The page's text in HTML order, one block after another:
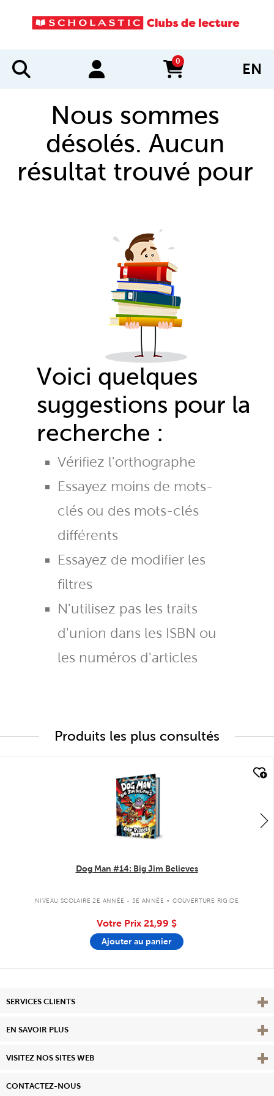
0
items in cart EN
Nous sommes
désolés. Aucun
résultat trouvé pour
Voici quelques
suggestions pour la
recherche :
Vérifiez l'orthographe
Essayez moins de mots-
clés ou des mots-clés
différents
Essayez de modifier les
filtres
N'utilisez pas les traits
d'union dans les ISBN ou
les numéros d'articles
Produits les plus consultés
Dog Man #14: Big Jim Believes
NIVEAU SCOLAIRE 2E ANNÉE - 5E ANNÉE . COUVERTURE RIGIDE
Votre Prix 21,99 $
Ajouter au panier
SERVICES CLIENTS
EN SAVOIR PLUS View
VISITEZ NOS SITES WEB
CONTACTEZ-NOUS